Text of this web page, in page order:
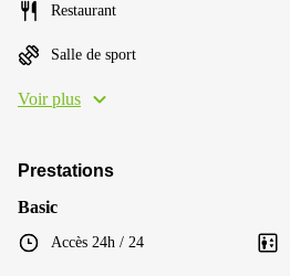
Restaurant
Salle de sport
Voir plus
Prestations
Basic
Accès 24h / 24